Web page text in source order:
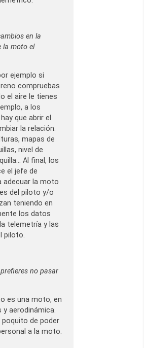
en la
la moto el
ejemplo si
compruebas
el aire le tienes
a los
que abrir el
la relación.
mapas de
nivel de
Al final, los
el jefe de
adecuar la moto
del piloto y/o
teniendo en
los datos
telemetría y las
piloto.
no pasar
es una moto, en
aerodinámica.
poquito de poder
a la moto.